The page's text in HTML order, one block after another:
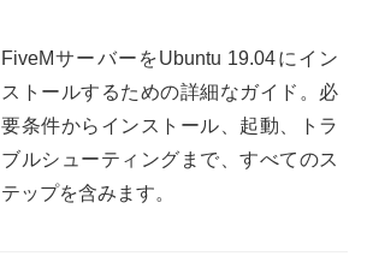
FiveMサーバーをUbuntu 19.04にイン
ストールするための詳細なガイド。必
要条件からインストール、起動、トラ
ブルシューティングまで、すべてのス
テップを含みます。